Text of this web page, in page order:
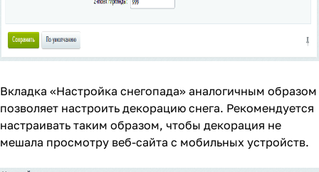
Вкладка «Настройка снегопада» аналогичным образом
позволяет настроить декорацию снега. Рекомендуется
настраивать таким образом, чтобы декорация не
мешала просмотру веб-сайта с мобильных устройств.